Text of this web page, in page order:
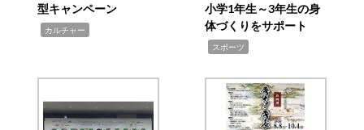
型キャンペーン
カルチャー
小学1年生～3年生の身
体づくりをサポート
スポーツ